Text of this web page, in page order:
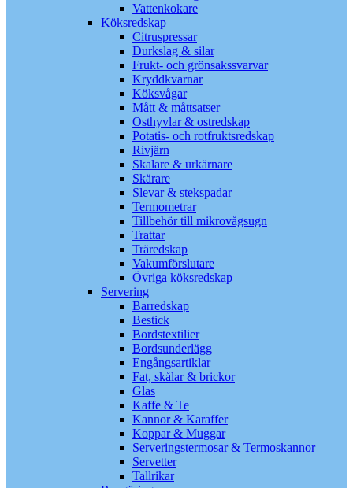
Vattenkokare
Köksredskap
Citruspressar
Durkslag & silar
Frukt- och grönsakssvarvar
Kryddkvarnar
Köksvågar
Mått & måttsatser
Osthyvlar & ostredskap
Potatis- och rotfruktsredskap
Rivjärn
Skalare & urkärnare
Skärare
Slevar & stekspadar
Termometrar
Tillbehör till mikrovågsugn
Trattar
Träredskap
Vakumförslutare
Övriga köksredskap
Servering
Barredskap
Bestick
Bordstextilier
Bordsunderlägg
Engångsartiklar
Fat, skålar & brickor
Glas
Kaffe & Te
Kannor & Karaffer
Koppar & Muggar
Serveringstermosar & Termoskannor
Servetter
Tallrikar